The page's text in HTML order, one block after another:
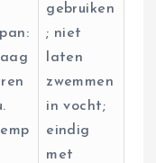
gebruiken
; niet
laten
zwemmen
in vocht;
eindig
met